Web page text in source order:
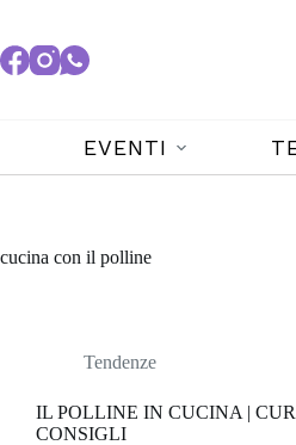
EVENTI
cucina con il polline
Tendenze
IL POLLINE IN CUCINA |
CONSIGLI